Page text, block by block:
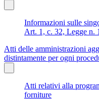
Informazioni sulle
Art. 1, c. 32, Legge n.
Atti delle amministrazioni
distintamente per ogni
Atti relativi alla
forniture